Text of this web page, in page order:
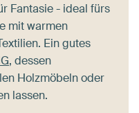
Fantasie - ideal fürs
mit warmen
Ein gutes
, dessen
Holzmöbeln oder
lassen.